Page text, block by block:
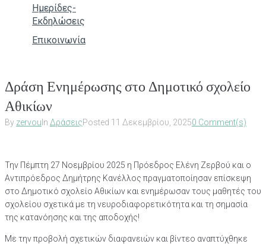
Ημερίδες-
Εκδηλώσεις
Επικοινωνία
Δράση Ενημέρωσης στο Δημοτικό σχολείο
Αθικίων
By zervou In ΔράσειςPosted 11 Δεκεμβρίου, 20250 Comment(s)
Την Πέμπτη 27 Νοεμβρίου 2025 η Πρόεδρος Ελένη Ζερβού και ο
Αντιπρόεδρος Δημήτρης Κανέλλος πραγματοποίησαν επίσκεψη
στο Δημοτικό σχολείο Αθικίων και ενημέρωσαν τους μαθητές του
σχολείου σχετικά με τη νευροδιαφορετικότητα και τη σημασία
της κατανόησης και της αποδοχής!
Με την προβολή σχετικών διαφανειών και βίντεο αναπτύχθηκε